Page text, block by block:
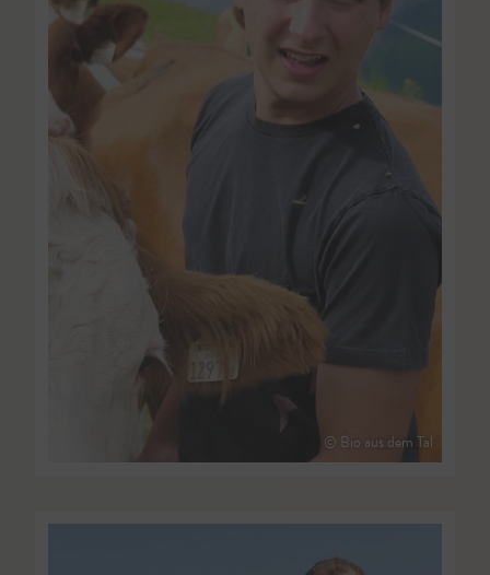
© Bio aus dem Tal